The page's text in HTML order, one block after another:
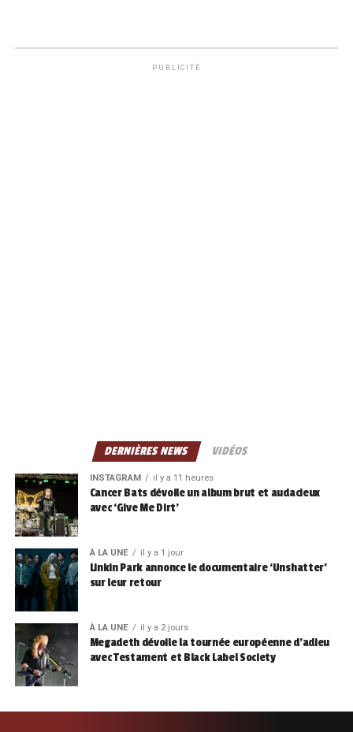
PUBLICITÉ
DERNIÈRES NEWS VIDÉOS
INSTAGRAM il y a 11 heures
Cancer Bats dévoile un album brut et audacieux
avec ‘Give Me Dirt’
À LA UNE il y a 1 jour
Linkin Park annonce le documentaire ‘Unshatter’
sur leur retour
À LA UNE il y a 2 jours
Megadeth dévoile la tournée européenne d’adieu
avec Testament et Black Label Society